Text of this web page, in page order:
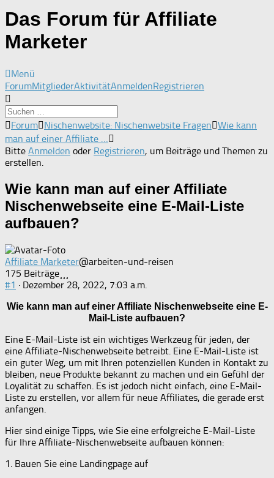
Das Forum für Affiliate
Marketer
Menü
Forum-
Navigation
ForumMitgliederAktivitätAnmeldenRegistrieren
Forum-
Breadcrumbs
-
Du
bist
hier:
Forum Nischenwebsite: Nischenwebsite Fragen Wie kann
man auf einer Affiliate …
Bitte Anmelden oder Registrieren, um Beiträge und Themen zu
erstellen.
Wie kann man auf einer Affiliate
Nischenwebseite eine E-Mail-Liste
aufbauen?
Affiliate Marketer@arbeiten-und-reisen
175 Beiträge
#1 · Dezember 28, 2022, 7:03 a.m.
Wie kann man auf einer Affiliate Nischenwebseite eine E-
Mail-Liste aufbauen?
Eine E-Mail-Liste ist ein wichtiges Werkzeug für jeden, der
eine Affiliate-Nischenwebseite betreibt. Eine E-Mail-Liste ist
ein guter Weg, um mit Ihren potenziellen Kunden in Kontakt zu
bleiben, neue Produkte bekannt zu machen und ein Gefühl der
Loyalität zu schaffen. Es ist jedoch nicht einfach, eine E-Mail-
Liste zu erstellen, vor allem für neue Affiliates, die gerade erst
anfangen.
Hier sind einige Tipps, wie Sie eine erfolgreiche E-Mail-Liste
für Ihre Affiliate-Nischenwebseite aufbauen können:
1. Bauen Sie eine Landingpage auf